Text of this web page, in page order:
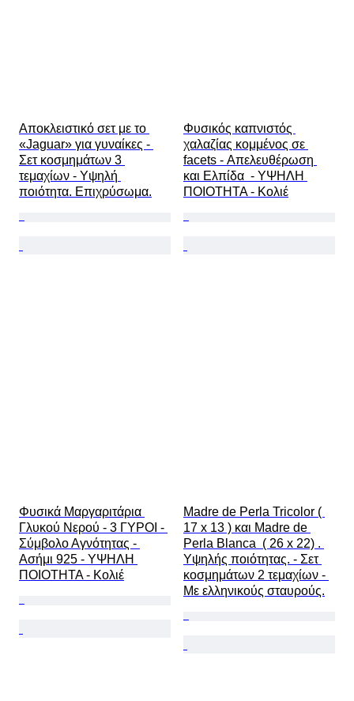
Αποκλειστικό σετ με το
«Jaguar» για γυναίκες -
Σετ κοσμημάτων 3
τεμαχίων - Υψηλή
ποιότητα. Επιχρύσωμα.
Φυσικός καπνιστός
χαλαζίας κομμένος σε
facets - Απελευθέρωση
και Ελπίδα  - ΥΨΗΛΗ
ΠΟΙΟΤΗΤΑ - Κολιέ
Φυσικά Μαργαριτάρια
Γλυκού Νερού - 3 ΓΥΡΟΙ -
Σύμβολο Αγνότητας -
Ασήμι 925 - ΥΨΗΛΗ
ΠΟΙΟΤΗΤΑ - Κολιέ
Madre de Perla Tricolor (
17 x 13 ) και Madre de
Perla Blanca  ( 26 x 22) .
Υψηλής ποιότητας. - Σετ
κοσμημάτων 2 τεμαχίων -
Με ελληνικούς σταυρούς.